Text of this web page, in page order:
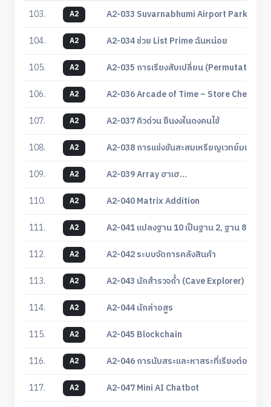
103. A2
A2-033 Suvarnabhumi Airport Parking
104.
A2
A2-034 ช่วย List Prime ฉันหน่อย
105.
A2
A2-035 การเรียงสับเปลี่ยน (Permutation)
106.
A2
A2-036 Arcade of Time – Store Check
107.
A2
A2-037 คิวด่วน ยืนงงในดงคนไข้
108.
A2
A2-038 การแข่งขันสะสมเหรียญเวทย์มนตร์
109.
A2
A2-039 Array ฮาเฮ...
110.
A2
A2-040 Matrix Addition
111.
A2
A2-041 แปลงฐาน 10 เป็นฐาน 2, ฐาน 8 และ
112.
A2
A2-042 ระบบจัดการคลังสินค้า
113.
A2
A2-043 นักสำรวจถ้ำ (Cave Explorer)
114.
A2
A2-044 นักล่าอสูร
115.
A2
A2-045 Blockchain
116.
A2
A2-046 การนับสระและหาสระที่เรียงต่อกันย
117.
A2
A2-047 Mini AI Chatbot